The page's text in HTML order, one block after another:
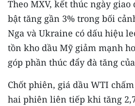
Media Pháp luật
Media Du lịch
Media Thế giới
Media Giáo dục
Theo MXV, kết thúc ngày giao
bật tăng gần 3% trong bối
Nga và Ukraine có dấu hiệu
tồn kho dầu Mỹ giảm mạnh
góp phần thúc đẩy đà tăng
Chốt phiên, giá dầu WTI
hai phiên liên tiếp khi tăng